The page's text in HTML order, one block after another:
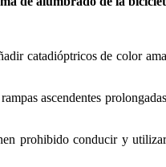
catadióptricos de color
ascendentes
prohibido conducir y